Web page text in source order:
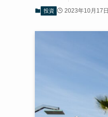
投資 2023年10月17日